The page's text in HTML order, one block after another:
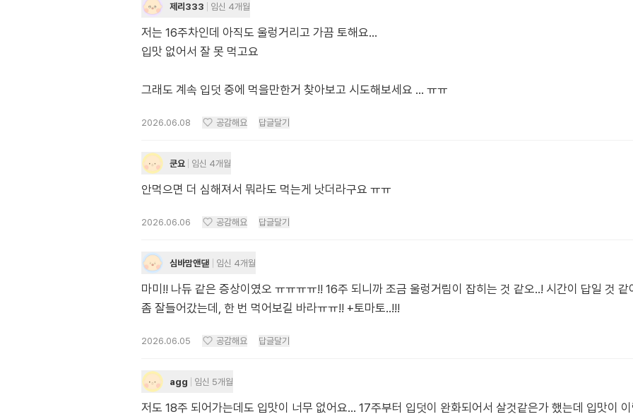
제리333 임신 4개월
저는 16주차인데 아직도 울렁거리고 가끔 토해요...
입맛 없어서 잘 못 먹고요
그래도 계속 입덧 중에 먹을만한거 찾아보고 시도해보세요 ... ㅠㅠ
2026.06.08 공감해요 답글달기
쿤요 임신 4개월
안먹으면 더 심해져서 뭐라도 먹는게 낫더라구요 ㅠㅠ
2026.06.06 공감해요 답글달기
심바맘앤댇 임신 4개월
마미!! 나듀 같은 증상이였오 ㅠㅠㅠㅠ!! 16주 되니까 조금 울렁거림이 잡히는 것 같오..! 시간이 답일 것
좀 잘들어갔는데, 한 번 먹어보길 바라ㅠㅠ!! +토마토..!!!
2026.06.05 공감해요 답글달기
agg 임신 5개월
저도 18주 되어가는데도 입맛이 너무 없어요... 17주부터 입덧이 완화되어서 살것같은가 했는데 입맛이